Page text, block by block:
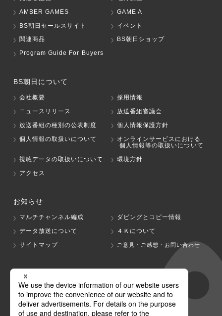
AMBER GAMES
GAME A
BS朝日セールスサイト
イベント
関連商品
BS朝日ショップ
Program Guide For Buyers
BS朝日について
会社概要
採用情報
ニュースリリース
放送番組審議会
放送番組の種別の公表制度
個人情報保護方針
個人情報の取扱いについて
オンラインサービスにおける
個人情報等の取扱いについて
視聴データの取扱いについて
環境方針
アクセス
お知らせ
マルチチャンネル編成
ダビングとコピー情報
データ放送について
４Ｋについて
サイトマップ
ご意見・ご感想・お問い合わせ
グループ会社
テレビ朝日 テレ朝チャンネル